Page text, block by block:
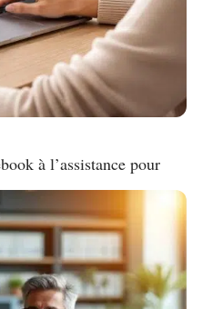
à l’assistance pour